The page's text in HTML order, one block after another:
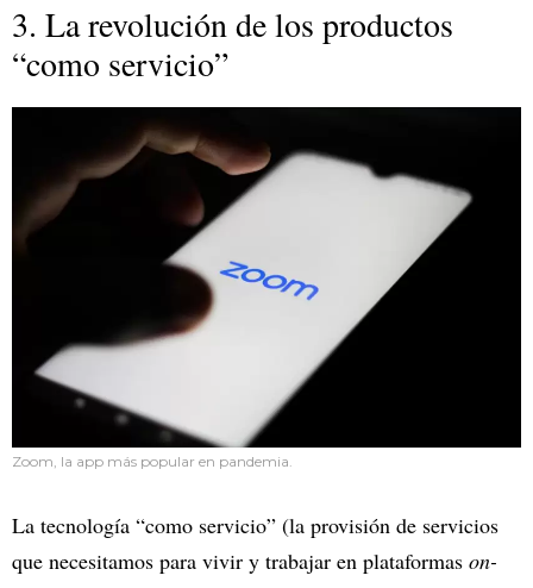
3. La revolución de los productos
“como servicio”
Zoom, la app más popular en pandemia.
La tecnología “como servicio” (la provisión de servicios
que necesitamos para vivir y trabajar en plataformas on-